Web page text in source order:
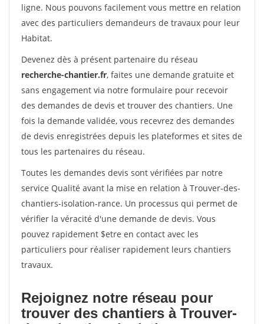
ligne. Nous pouvons facilement vous mettre en relation
avec des particuliers demandeurs de travaux pour leur
Habitat.
Devenez dès à présent partenaire du réseau
recherche-chantier.fr, faites une demande gratuite et
sans engagement via notre formulaire pour recevoir
des demandes de devis et trouver des chantiers. Une
fois la demande validée, vous recevrez des demandes
de devis enregistrées depuis les plateformes et sites de
tous les partenaires du réseau.
Toutes les demandes devis sont vérifiées par notre
service Qualité avant la mise en relation à Trouver-des-
chantiers-isolation-rance. Un processus qui permet de
vérifier la véracité d'une demande de devis. Vous
pouvez rapidement $etre en contact avec les
particuliers pour réaliser rapidement leurs chantiers
travaux.
Rejoignez notre réseau pour
trouver des chantiers à Trouver-